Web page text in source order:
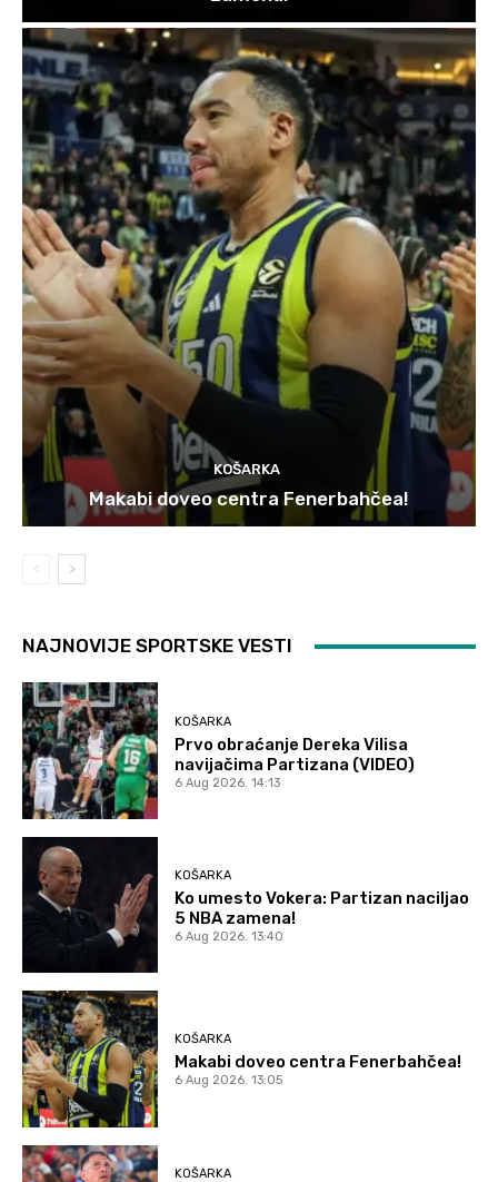
KOŠARKA
Makabi doveo centra Fenerbahčea!
NAJNOVIJE SPORTSKE VESTI
KOŠARKA
Prvo obraćanje Dereka Vilisa
navijačima Partizana (VIDEO)
6 Aug 2026. 14:13
KOŠARKA
Ko umesto Vokera: Partizan naciljao
5 NBA zamena!
6 Aug 2026. 13:40
KOŠARKA
Makabi doveo centra Fenerbahčea!
6 Aug 2026. 13:05
KOŠARKA